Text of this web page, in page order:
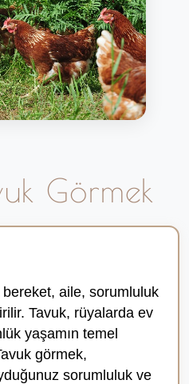
Görmek
aile, sorumluluk
Tavuk, rüyalarda ev
yaşamın temel
görmek,
sorumluluk ve